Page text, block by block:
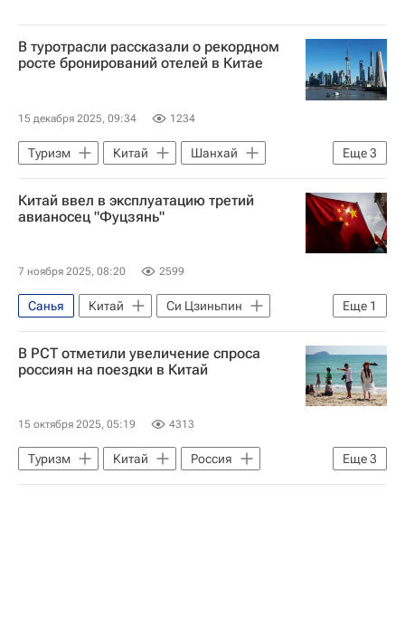
В туротрасли рассказали о рекордном
росте бронирований отелей в Китае
15 декабря 2025, 09:34 1234
Еще3
Туризм Китай
Шанхай
Пекин
Новости - Туризм Россия
Китай ввел в эксплуатацию третий
авианосец "Фуцзянь"
7 ноября 2025, 08:20 2599
Еще 1
Санья Китай
Си Цзиньпин
В мире
В РСТ отметили увеличение спроса
россиян на поездки в Китай
15 октября 2025, 05:19 4313
Еще3
Туризм Китай
Россия
Хайнань
Дмитрий Горин